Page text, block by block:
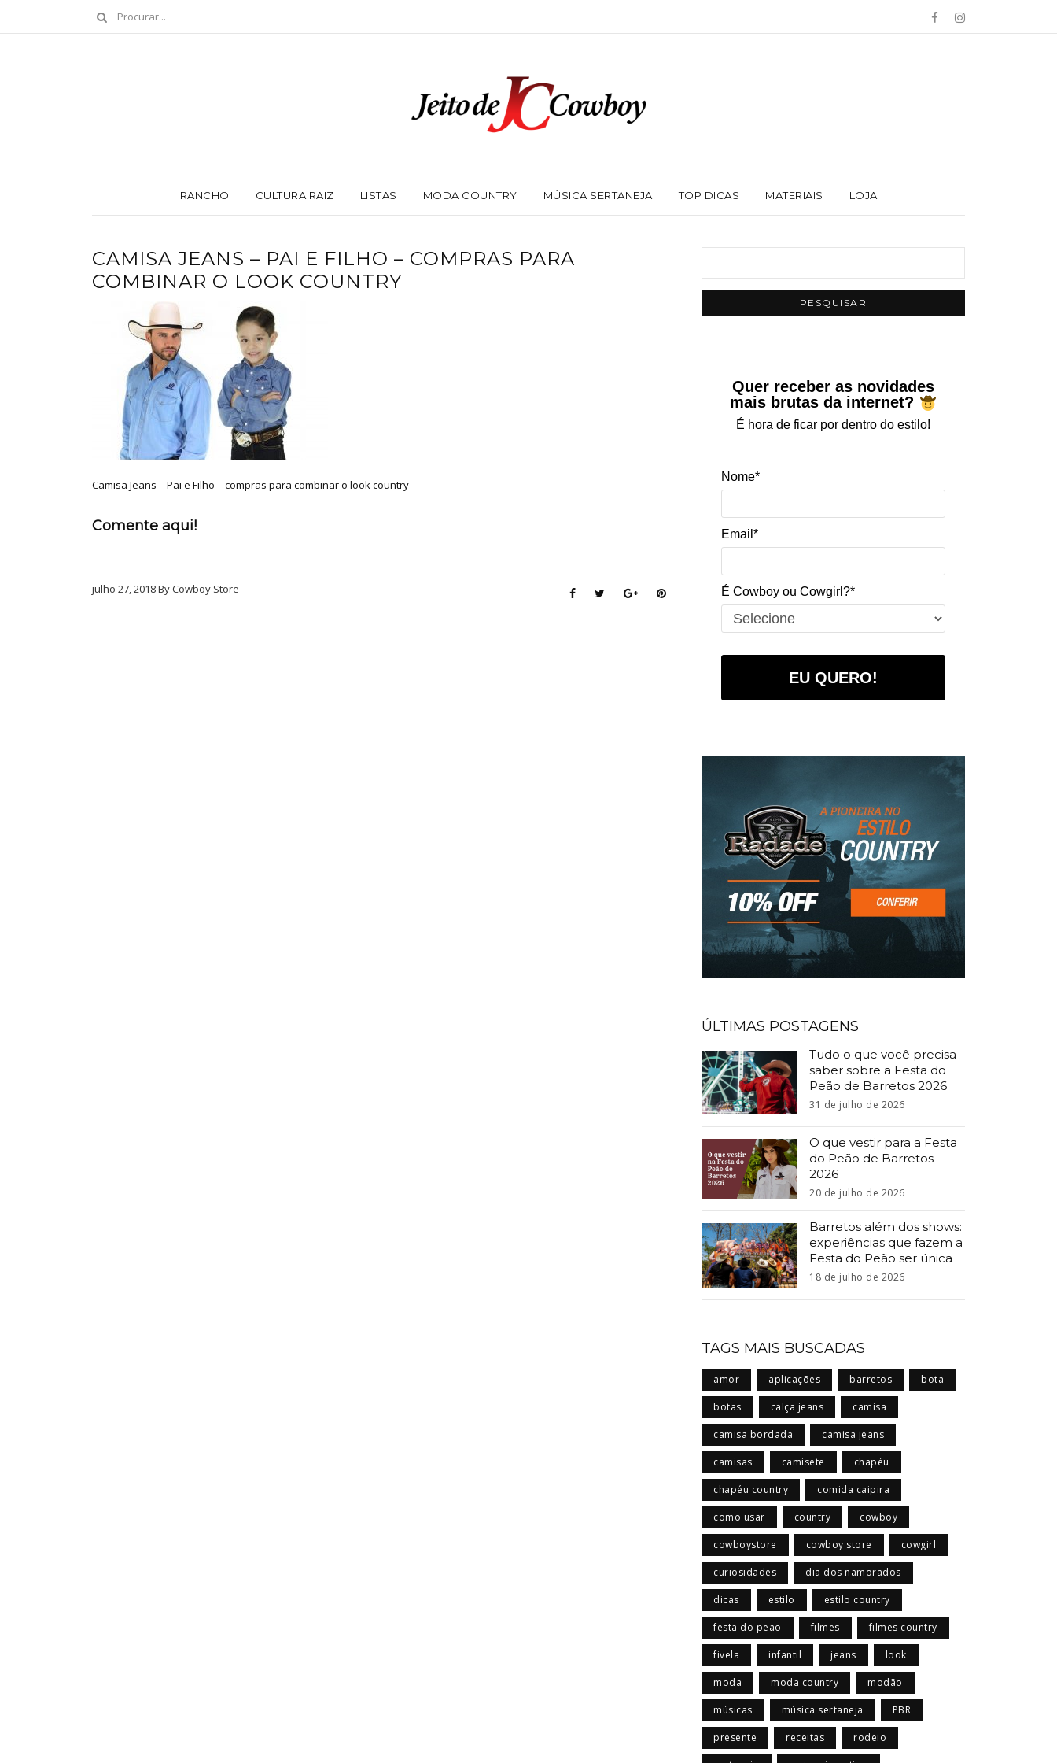
RANCHO CULTURA RAIZ LISTAS MODA COUNTRY MÚSICA SERTANEJA TOP DICAS MATERIAIS LOJA
CAMISA JEANS – PAI E FILHO – COMPRAS PARA
COMBINAR O LOOK COUNTRY
Camisa Jeans – Pai e Filho – compras para combinar o look country
Comente aqui!
julho 27, 2018 By Cowboy Store
Quer receber as novidades
mais brutas da internet?
É hora de ficar por dentro do estilo!
Nome*
Email*
É Cowboy ou Cowgirl?*
EU QUERO!
ÚLTIMAS POSTAGENS
Tudo o que você precisa
saber sobre a Festa do
Peão de Barretos 2026
31 de julho de 2026
O que vestir para a Festa
do Peão de Barretos
2026
20 de julho de 2026
Barretos além dos shows:
experiências que fazem a
Festa do Peão ser única
18 de julho de 2026
TAGS MAIS BUSCADAS
amor aplicações barretos bota
botas calça jeans camisa
camisa bordada camisa jeans
camisas camisete chapéu
chapéu country comida caipira
como usar country cowboy
cowboystore cowboy store cowgirl
curiosidades dia dos namorados
dicas estilo estilo country
festa do peão filmes filmes country
fivela infantil jeans look
moda moda country modão
músicas música sertaneja PBR
presente receitas rodeio